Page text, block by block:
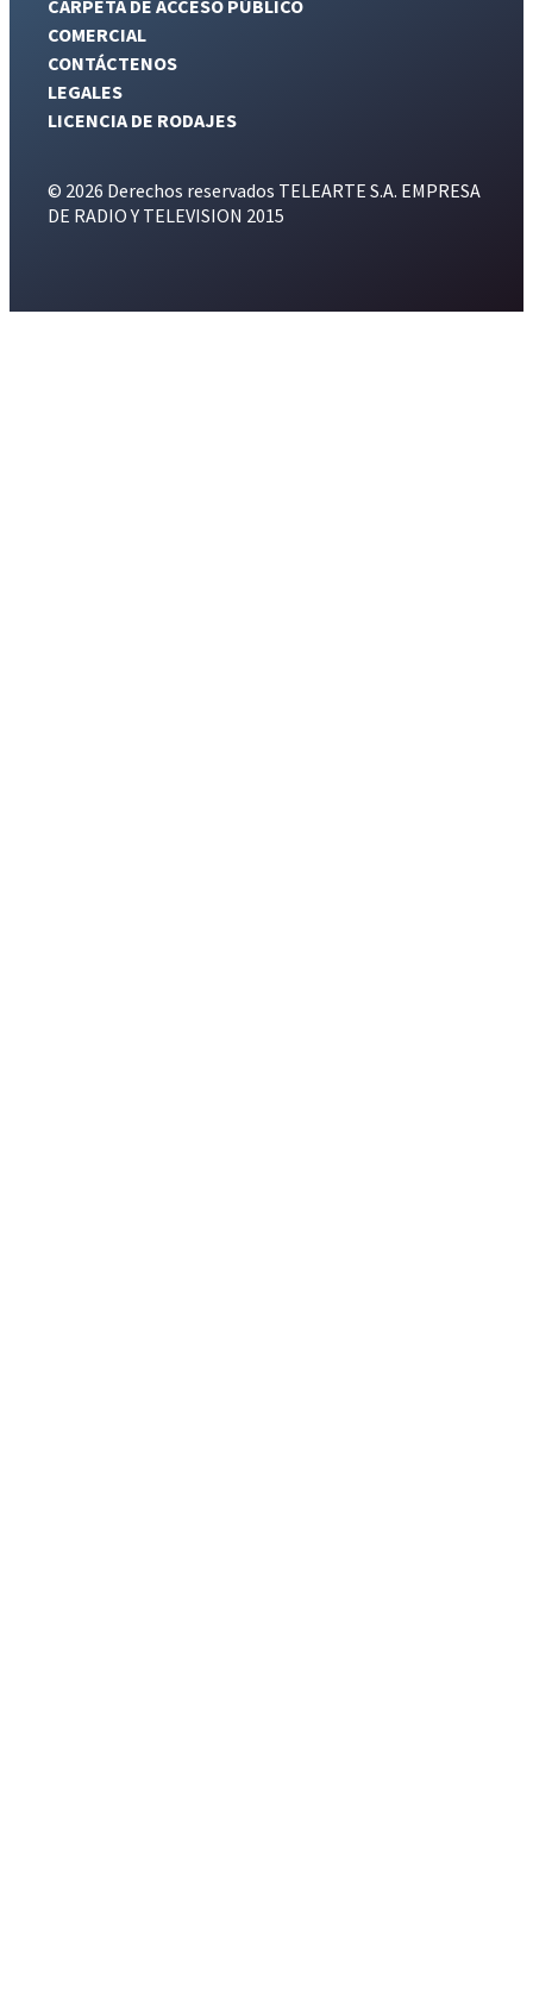
CARPETA DE ACCESO PÚBLICO
COMERCIAL
CONTÁCTENOS
LEGALES
LICENCIA DE RODAJES
© 2026 Derechos reservados TELEARTE S.A. EMPRESA
DE RADIO Y TELEVISION 2015